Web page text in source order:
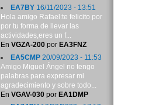
EA7BY16/11/2023 - 13:51
Hola amigo Rafael:te felicito por
por tu forma de llevar las
actividades,eres un f...
En VGZA-200por EA3FNZ
EA5CMP20/09/2023 - 11:53
Amigo Miguel Ángel no tengo
palabras para expresar mi
agradecimiento y sobre todo...
En VGAV-030por EA1DMP